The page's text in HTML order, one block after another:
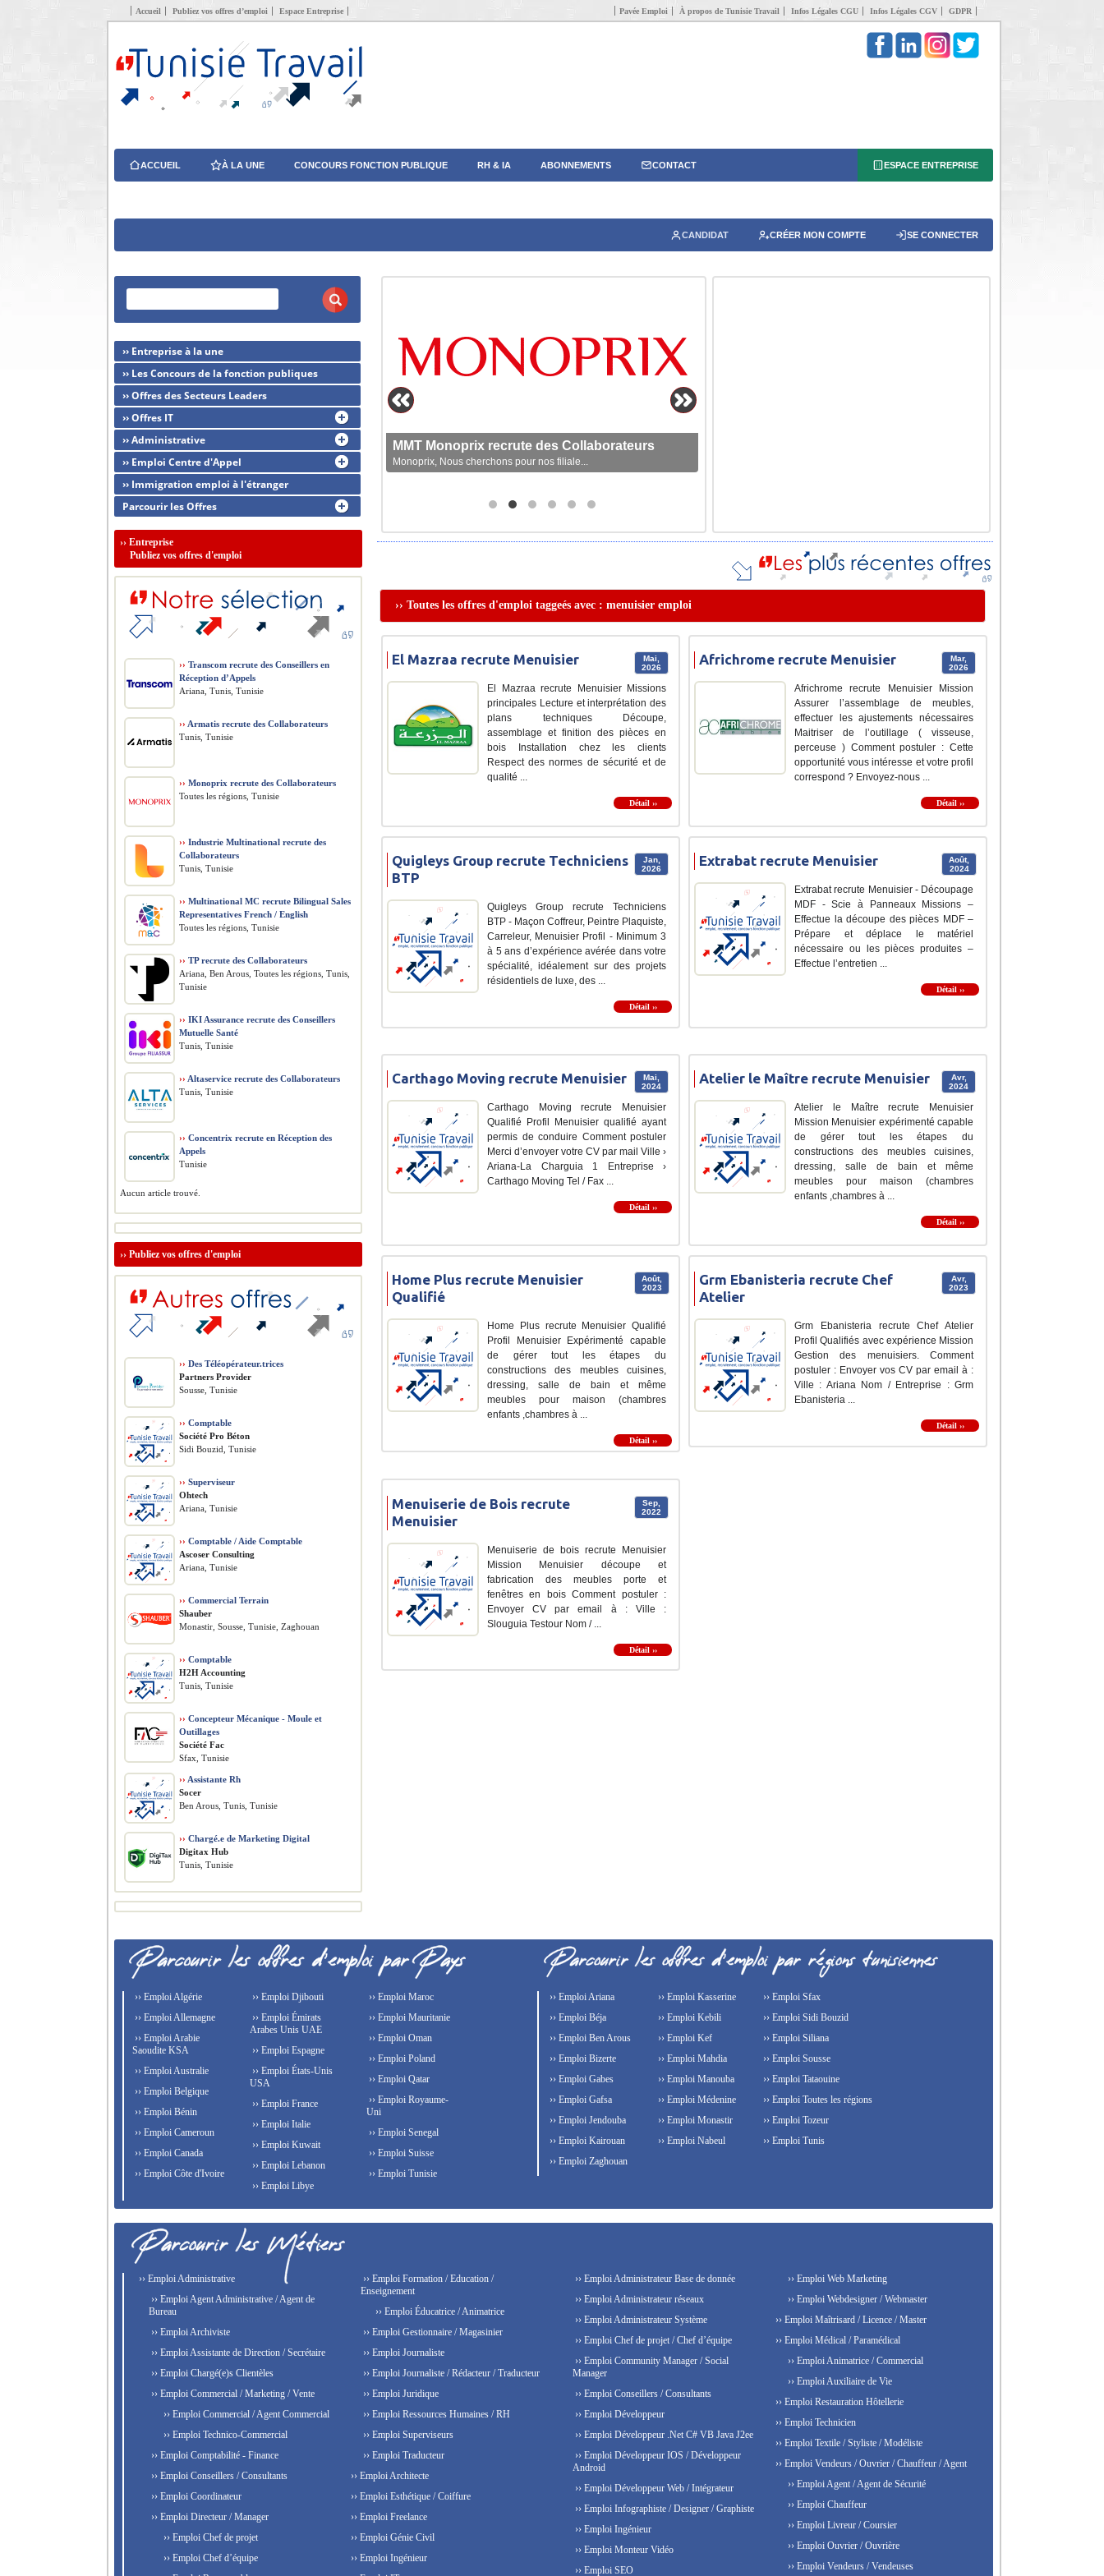
Accueil Publiez vos offres d’emploi Espace Entreprise Pavée Emploi À propos de Tunisie Travail Infos Légales CGU Infos Légales CGV GDPR
ACCUEIL À LA UNE CONCOURS FONCTION PUBLIQUE RH & IA ABONNEMENTS CONTACT ESPACE ENTREPRISE
CANDIDAT CRÉER MON COMPTE SE CONNECTER
MMT Monoprix recrute des Collaborateurs
Monoprix, Nous cherchons pour nos filiale...
›› Toutes les offres d'emploi taggeés avec : menuisier emploi
Mai,
2026
El Mazraa recrute Menuisier
El Mazraa recrute Menuisier Missions
principales Lecture et interprétation des
plans techniques Découpe,
assemblage et finition des pièces en
bois Installation chez les clients
Respect des normes de sécurité et de
qualité ...
Détail ››
Mar,
2026
Africhrome recrute Menuisier
Africhrome recrute Menuisier Mission
Assurer l’assemblage de meubles,
effectuer les ajustements nécessaires
Maitriser de l’outillage ( visseuse,
perceuse ) Comment postuler : Cette
opportunité vous intéresse et votre profil
correspond ? Envoyez-nous ...
Détail ››
Jan,
2026
Quigleys Group recrute Techniciens
BTP
Quigleys Group recrute Techniciens
BTP - Maçon Coffreur, Peintre Plaquiste,
Carreleur, Menuisier Profil - Minimum 3
à 5 ans d’expérience avérée dans votre
spécialité, idéalement sur des projets
résidentiels de luxe, des ...
Détail ››
Août,
2024
Extrabat recrute Menuisier
Extrabat recrute Menuisier - Découpage
MDF - Scie à Panneaux Missions –
Effectue la découpe des pièces MDF –
Prépare et déplace le matériel
nécessaire ou les pièces produites –
Effectue l’entretien ...
Détail ››
Mai,
2024
Carthago Moving recrute Menuisier
Carthago Moving recrute Menuisier
Qualifié Profil Menuisier qualifié ayant
permis de conduire Comment postuler
Merci d’envoyer votre CV par mail Ville ›
Ariana-La Charguia 1 Entreprise ›
Carthago Moving Tel / Fax ...
Détail ››
Avr,
2024
Atelier le Maître recrute Menuisier
Atelier le Maître recrute Menuisier
Mission Menuisier expérimenté capable
de gérer tout les étapes du
constructions des meubles cuisines,
dressing, salle de bain et même
meubles pour maison (chambres
enfants ,chambres à ...
Détail ››
Août,
2023
Home Plus recrute Menuisier
Qualifié
Home Plus recrute Menuisier Qualifié
Profil Menuisier Expérimenté capable
de gérer tout les étapes du
constructions des meubles cuisines,
dressing, salle de bain et même
meubles pour maison (chambres
enfants ,chambres à ...
Détail ››
Avr,
2023
Grm Ebanisteria recrute Chef
Atelier
Grm Ebanisteria recrute Chef Atelier
Profil Qualifiés avec expérience Mission
Gestion des menuisiers. Comment
postuler : Envoyer vos CV par email à :
Ville : Ariana Nom / Entreprise : Grm
Ebanisteria ...
Détail ››
Sep,
2022
Menuiserie de Bois recrute
Menuisier
Menuiserie de bois recrute Menuisier
Mission Menuisier découpe et
fabrication des meubles porte et
fenêtres en bois Comment postuler :
Envoyer CV par email à : Ville :
Slouguia Testour Nom / ...
Détail ››
›› Entreprise à la une
›› Les Concours de la fonction publiques
›› Offres des Secteurs Leaders
›› Offres IT
›› Administrative
›› Emploi Centre d'Appel
›› Immigration emploi à l'étranger
Parcourir les Offres
›› Entreprise
Publiez vos offres d'emploi
›› Transcom recrute des Conseillers en
Réception d’Appels
Ariana, Tunis, Tunisie
›› Armatis recrute des Collaborateurs
Tunis, Tunisie
›› Monoprix recrute des Collaborateurs
Toutes les régions, Tunisie
›› Industrie Multinational recrute des
Collaborateurs
Tunis, Tunisie
›› Multinational MC recrute Bilingual Sales
Representatives French / English
Toutes les régions, Tunisie
›› TP recrute des Collaborateurs
Ariana, Ben Arous, Toutes les régions, Tunis,
Tunisie
›› IKI Assurance recrute des Conseillers
Mutuelle Santé
Tunis, Tunisie
›› Altaservice recrute des Collaborateurs
Tunis, Tunisie
›› Concentrix recrute en Réception des
Appels
Tunisie
Aucun article trouvé.
›› Publiez vos offres d'emploi
›› Des Téléopérateur.trices
Partners Provider
Sousse, Tunisie
›› Comptable
Société Pro Béton
Sidi Bouzid, Tunisie
›› Superviseur
Ohtech
Ariana, Tunisie
›› Comptable / Aide Comptable
Ascoser Consulting
Ariana, Tunisie
›› Commercial Terrain
Shauber
Monastir, Sousse, Tunisie, Zaghouan
›› Comptable
H2H Accounting
Tunis, Tunisie
›› Concepteur Mécanique - Moule et
Outillages
Société Fac
Sfax, Tunisie
›› Assistante Rh
Socer
Ben Arous, Tunis, Tunisie
›› Chargé.e de Marketing Digital
Digitax Hub
Tunis, Tunisie
›› Emploi Algérie
›› Emploi Allemagne
›› Emploi Arabie
Saoudite KSA
›› Emploi Australie
›› Emploi Belgique
›› Emploi Bénin
›› Emploi Cameroun
›› Emploi Canada
›› Emploi Côte d'Ivoire
›› Emploi Djibouti
›› Emploi Émirats
Arabes Unis UAE
›› Emploi Espagne
›› Emploi États-Unis
USA
›› Emploi France
›› Emploi Italie
›› Emploi Kuwait
›› Emploi Lebanon
›› Emploi Libye
›› Emploi Maroc
›› Emploi Mauritanie
›› Emploi Oman
›› Emploi Poland
›› Emploi Qatar
›› Emploi Royaume-
Uni
›› Emploi Senegal
›› Emploi Suisse
›› Emploi Tunisie
›› Emploi Ariana
›› Emploi Béja
›› Emploi Ben Arous
›› Emploi Bizerte
›› Emploi Gabes
›› Emploi Gafsa
›› Emploi Jendouba
›› Emploi Kairouan
›› Emploi Kasserine
›› Emploi Kebili
›› Emploi Kef
›› Emploi Mahdia
›› Emploi Manouba
›› Emploi Médenine
›› Emploi Monastir
›› Emploi Nabeul
›› Emploi Sfax
›› Emploi Sidi Bouzid
›› Emploi Siliana
›› Emploi Sousse
›› Emploi Tataouine
›› Emploi Toutes les régions
›› Emploi Tozeur
›› Emploi Tunis
›› Emploi Zaghouan
›› Emploi Administrative
›› Emploi Agent Administrative / Agent de
Bureau
›› Emploi Archiviste
›› Emploi Assistante de Direction / Secrétaire
›› Emploi Chargé(e)s Clientèles
›› Emploi Commercial / Marketing / Vente
›› Emploi Commercial / Agent Commercial
›› Emploi Technico-Commercial
›› Emploi Comptabilité - Finance
›› Emploi Conseillers / Consultants
›› Emploi Coordinateur
›› Emploi Directeur / Manager
›› Emploi Chef de projet
›› Emploi Chef d’équipe
›› Emploi Formation / Education /
Enseignement
›› Emploi Éducatrice / Animatrice
›› Emploi Gestionnaire / Magasinier
›› Emploi Journaliste
›› Emploi Journaliste / Rédacteur / Traducteur
›› Emploi Juridique
›› Emploi Ressources Humaines / RH
›› Emploi Superviseurs
›› Emploi Traducteur
›› Emploi Architecte
›› Emploi Esthétique / Coiffure
›› Emploi Freelance
›› Emploi Génie Civil
›› Emploi Ingénieur
›› Emploi Administrateur Base de donnée
›› Emploi Administrateur réseaux
›› Emploi Administrateur Système
›› Emploi Chef de projet / Chef d’équipe
›› Emploi Community Manager / Social
Manager
›› Emploi Conseillers / Consultants
›› Emploi Développeur
›› Emploi Développeur .Net C# VB Java J2ee
›› Emploi Développeur IOS / Développeur
Android
›› Emploi Développeur Web / Intégrateur
›› Emploi Infographiste / Designer / Graphiste
›› Emploi Ingénieur
›› Emploi Monteur Vidéo
›› Emploi SEO
›› Emploi Web Marketing
›› Emploi Webdesigner / Webmaster
›› Emploi Maîtrisard / Licence / Master
›› Emploi Médical / Paramédical
›› Emploi Animatrice / Commercial
›› Emploi Auxiliaire de Vie
›› Emploi Restauration Hôtellerie
›› Emploi Technicien
›› Emploi Textile / Styliste / Modéliste
›› Emploi Vendeurs / Ouvrier / Chauffeur / Agent
›› Emploi Agent / Agent de Sécurité
›› Emploi Chauffeur
›› Emploi Livreur / Coursier
›› Emploi Ouvrier / Ouvrière
›› Emploi Vendeurs / Vendeuses